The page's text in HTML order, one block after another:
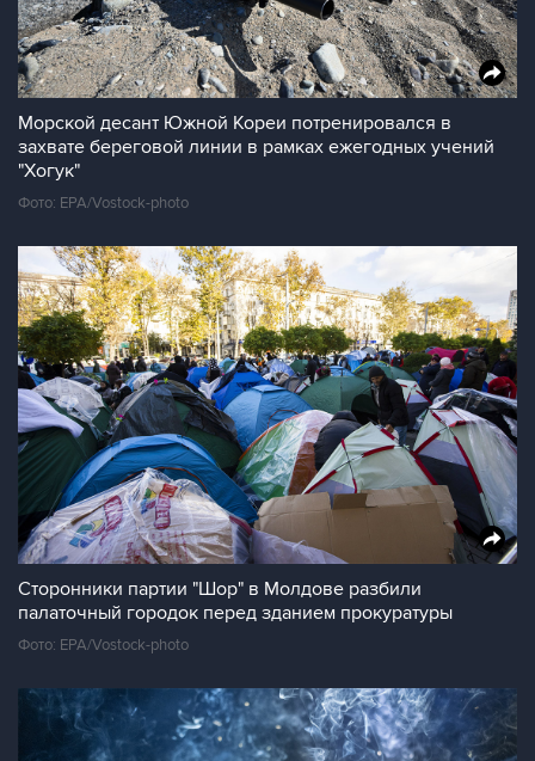
Морской десант Южной Кореи потренировался в
захвате береговой линии в рамках ежегодных учений
"Хогук"
Фото: EPA/Vostock-photo
Сторонники партии "Шор" в Молдове разбили
палаточный городок перед зданием прокуратуры
Фото: EPA/Vostock-photo